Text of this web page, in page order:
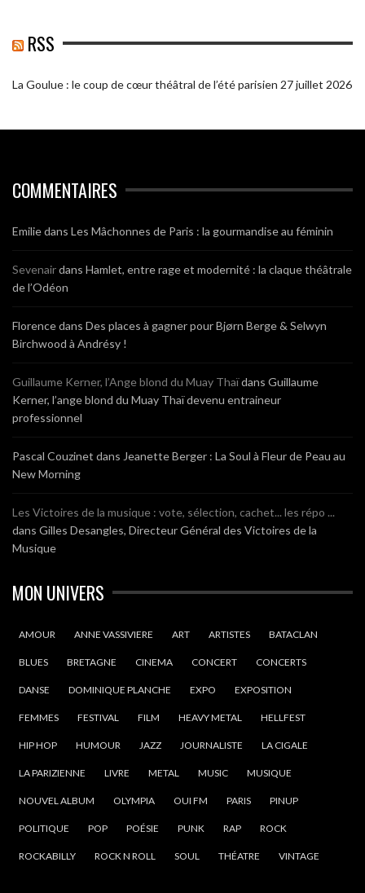
RSS
La Goulue : le coup de cœur théâtral de l’été parisien 27 juillet 2026
COMMENTAIRES
Emiliedans Les Mâchonnes de Paris : la gourmandise au féminin
Sevenairdans Hamlet, entre rage et modernité : la claque théâtrale
de l’Odéon
Florencedans Des places à gagner pour Bjørn Berge & Selwyn
Birchwood à Andrésy !
Guillaume Kerner, l’Ange blond du Muay Thaïdans Guillaume
Kerner, l’ange blond du Muay Thaï devenu entraineur
professionnel
Pascal Couzinet dans Jeanette Berger : La Soul à Fleur de Peau au
New Morning
Les Victoires de la musique : vote, sélection, cachet... les répo ...
dans Gilles Desangles, Directeur Général des Victoires de la
Musique
MON UNIVERS
AMOUR ANNE VASSIVIERE ART ARTISTES BATACLAN
BLUES BRETAGNE CINEMA CONCERT CONCERTS
DANSE DOMINIQUE PLANCHE EXPO EXPOSITION
FEMMES FESTIVAL FILM HEAVY METAL HELLFEST
HIP HOP HUMOUR JAZZ JOURNALISTE LA CIGALE
LA PARIZIENNE LIVRE METAL MUSIC MUSIQUE
NOUVEL ALBUM OLYMPIA OUI FM PARIS PINUP
POLITIQUE POP POÉSIE PUNK RAP ROCK
ROCKABILLY ROCK N ROLL SOUL THÉATRE VINTAGE